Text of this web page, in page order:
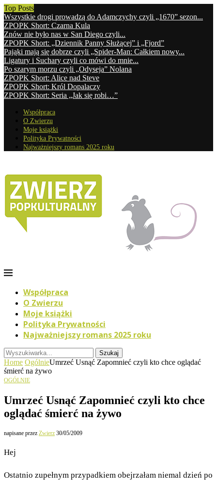
Top Posts
Wszystkie drogi prowadzą do Adamczychy czyli „1670” sezon...
ZPOPK Short: Czarna Kula
Znów nie było nas w San Diego czyli...
ZPOPK Short: „Dziennik Panny Służącej” i „Fjord”
Pająki mają się dobrze czyli „Spider-Man: Całkiem nowy...
Ligatury i Suchary czyli co mówi do mnie...
Po szarym morzu czyli „Odyseja” Nolana
ZPOPK Short: Alice nad Steve
ZPOPK Short: Król Dopalaczy
ZPOPK Short: Seria „Jak się robi…”
Współpraca
O Zwierzu
Moje książki
Polityka Prywatności
Najważniejszy romans 2025 roku
Współpraca
O Zwierzu
Moje książki
Polityka Prywatności
Najważniejszy romans 2025 roku
Szukaj
Home OgólnieUmrzeć Usnąć Zapomnieć czyli kto chce oglądać
śmierć na żywo
OGÓLNIE
Umrzeć Usnąć Zapomnieć czyli kto chce
oglądać śmierć na żywo
napisane przez Zwierz 30/05/2009
Hej
Ostatnio zupełnym przypadkiem obejrzałam niemal dzień po